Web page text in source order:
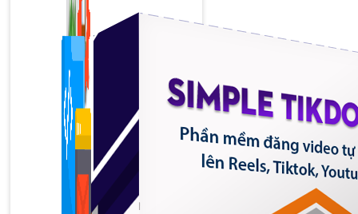
Bán Hàng Online